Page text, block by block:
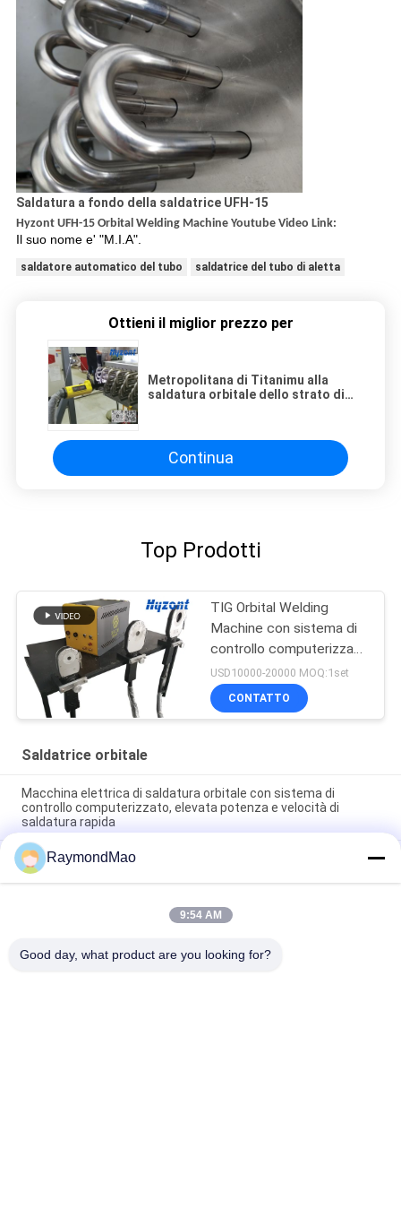
Saldatura a fondo della saldatrice UFH-15
Hyzont UFH-15 Orbital Welding Machine Youtube Video Link:
Il suo nome e' "M.I.A".
saldatore automatico del tubo saldatrice del tubo di aletta
Ottieni il miglior prezzo per
Metropolitana di Titanimu alla
saldatura orbitale dello strato di
inossidabile U
Continua
Top Prodotti
TIG Orbital Welding
Machine con sistema di
controllo computerizzato
multilingue
USD10000-20000 MOQ:1set
CONTATTO
Saldatrice orbitale
Macchina elettrica di saldatura orbitale con sistema di
controllo computerizzato, elevata potenza e velocità di
saldatura rapida
Macchina di saldatura orbitale ad alta precisione con controllo
computerizzato e potenza elevata per la saldatura di tubi
industriali
Saldatrice orbitale di alta precisione con velocità di saldatura
RaymondMao
9:54 AM
Good day, what product are you looking for?